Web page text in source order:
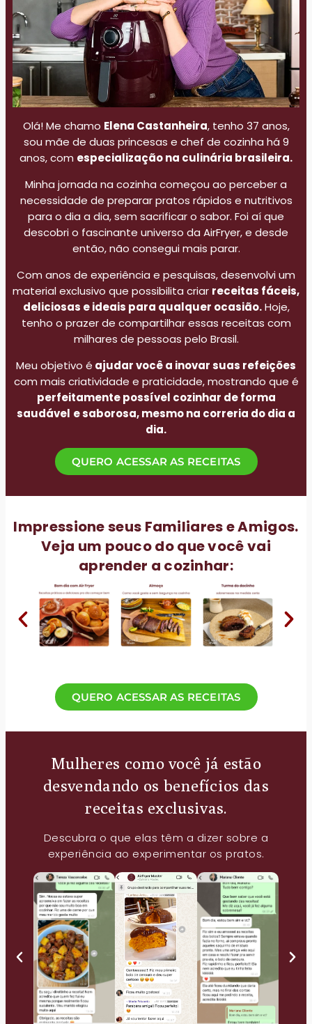
Olá! Me chamo Elena Castanheira, tenho 37 anos,
sou mãe de duas princesas e chef de cozinha há 9
anos, com especialização na culinária brasileira.
Minha jornada na cozinha começou ao perceber a
necessidade de preparar pratos rápidos e nutritivos
para o dia a dia, sem sacrificar o sabor. Foi aí que
descobri o fascinante universo da AirFryer, e desde
então, não consegui mais parar.
Com anos de experiência e pesquisas, desenvolvi um
material exclusivo que possibilita criar receitas fáceis,
deliciosas e ideais para qualquer ocasião.Hoje,
tenho o prazer de compartilhar essas receitas com
milhares de pessoas pelo Brasil.
Meu objetivo é ajudar você a inovar suas refeições
com mais criatividade e praticidade, mostrando que é
perfeitamente possível cozinhar de forma
saudável e saborosa, mesmo na correria do dia a
dia.
QUERO ACESSAR AS RECEITAS
Impressione seus Familiares e Amigos.
Veja um pouco do que você vai
aprender a cozinhar:
QUERO ACESSAR AS RECEITAS
Mulheres como você já estão
desvendando os benefícios das
receitas exclusivas.
Descubra o que elas têm a dizer sobre a
experiência ao experimentar os pratos.